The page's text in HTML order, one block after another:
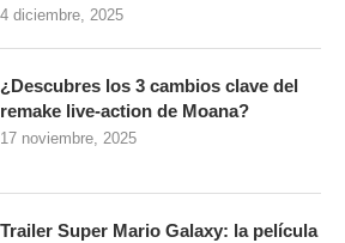
4 diciembre, 2025
¿Descubres los 3 cambios clave del
remake live-action de Moana?
17 noviembre, 2025
Trailer Super Mario Galaxy: la película